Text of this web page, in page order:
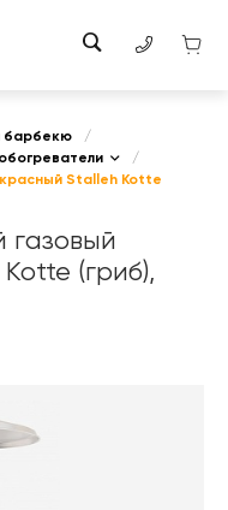
барбекю
/
/
Stalleh Kotte
газовый
(гриб),